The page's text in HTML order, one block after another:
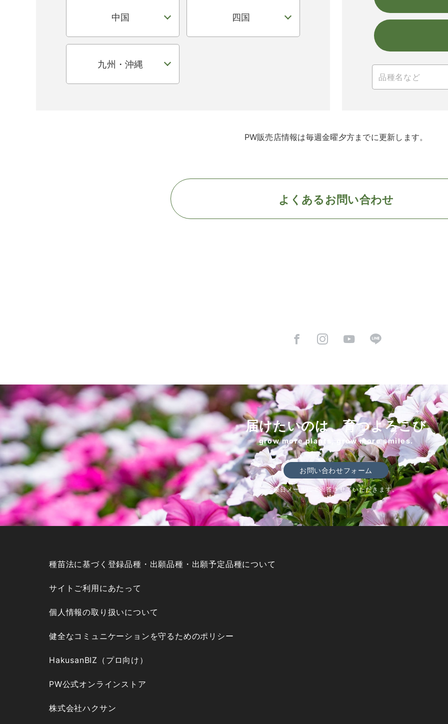
中国 四国
九州・沖縄
PW販売店情報は毎週金曜夕方までに更新します。
よくあるお問い合わせ
届けたいのは、育つよろこび
grow more plants, grow more smiles.
お問い合わせフォーム
後日メールにて回答させていただきます。
種苗法に基づく登録品種・出願品種・出願予定品種について
サイトご利用にあたって
個人情報の取り扱いについて
健全なコミュニケーションを守るためのポリシー
HakusanBIZ（プロ向け）
PW公式オンラインストア
株式会社ハクサン